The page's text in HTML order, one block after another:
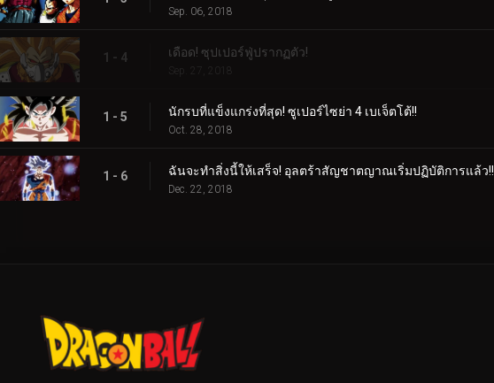
Sep. 06, 2018
1 - 4 เดือด! ซุปเปอร์ฟู่ปรากฏตัว!
Sep. 27, 2018
1 - 5 นักรบที่แข็งแกร่งที่สุด! ซูเปอร์ไซย่า 4 เบเจ็ตโต้!!
Oct. 28, 2018
1 - 6 ฉันจะทำสิ่งนี้ให้เสร็จ! อุลตร้าสัญชาตญาณเริ่มปฏิบัติการแล้ว!!
Dec. 22, 2018